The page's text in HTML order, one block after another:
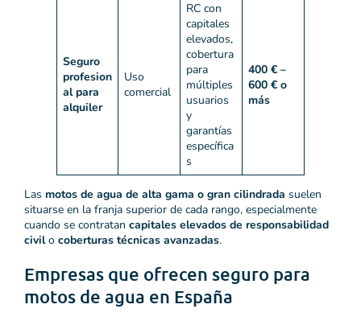
Seguro
profesion
al para
alquiler
Uso
comercial
RC con
capitales
elevados,
cobertura
para
múltiples
usuarios
y
garantías
específica
s
400 € –
600 € o
más
Las motos de agua de alta gama o gran cilindrada suelen
situarse en la franja superior de cada rango, especialmente
cuando se contratan capitales elevados de responsabilidad
civilo coberturas técnicas avanzadas.
Empresas que ofrecen seguro para
motos de agua en España